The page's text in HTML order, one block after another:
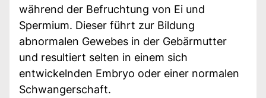
während der Befruchtung von Ei und
Spermium. Dieser führt zur Bildung
abnormalen Gewebes in der Gebärmutter
und resultiert selten in einem sich
entwickelnden Embryo oder einer normalen
Schwangerschaft.